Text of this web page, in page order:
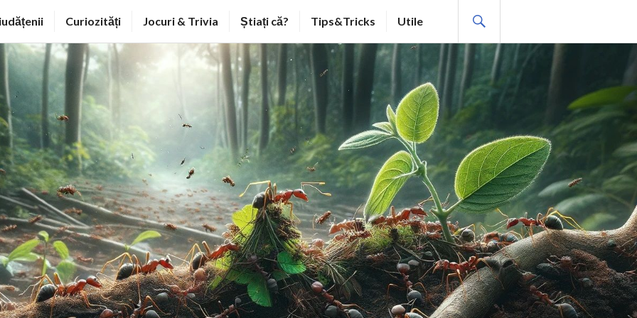
Curiozități Jocuri & Trivia Știați că? Tips&Tricks Utile